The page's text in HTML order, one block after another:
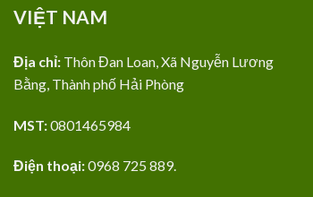
VIỆT NAM
Địa chỉ: Thôn Đan Loan, Xã Nguyễn Lương
Bằng, Thành phố Hải Phòng
MST:0801465984
Điện thoại:0968 725 889.